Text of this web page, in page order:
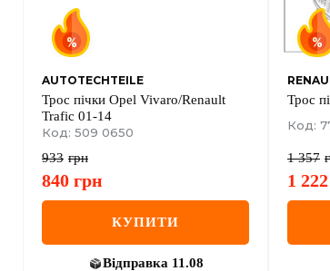
AUTOTECHTEILE
Трос пічки Opel Vivaro/Renault
Trafic 01-14
Код: 509 0650
933 грн
840 грн
КУПИТИ
Відправка 11.08
Трос
Код:
1 357
1 222